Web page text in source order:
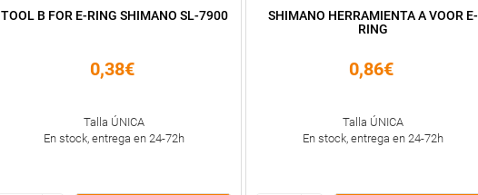
TOOL B FOR E-RING SHIMANO SL-7900
0,38€
Talla ÚNICA
En stock, entrega en 24-72h
SHIMANO HERRAMIENTA A VOOR E-
RING
0,86€
Talla ÚNICA
En stock, entrega en 24-72h